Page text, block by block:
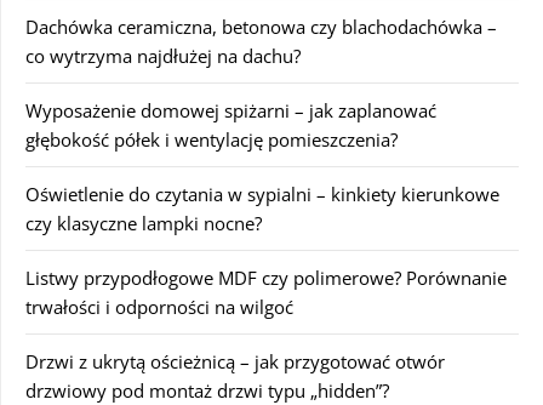
Dachówka ceramiczna, betonowa czy blachodachówka –
co wytrzyma najdłużej na dachu?
Wyposażenie domowej spiżarni – jak zaplanować
głębokość półek i wentylację pomieszczenia?
Oświetlenie do czytania w sypialni – kinkiety kierunkowe
czy klasyczne lampki nocne?
Listwy przypodłogowe MDF czy polimerowe? Porównanie
trwałości i odporności na wilgoć
Drzwi z ukrytą ościeżnicą – jak przygotować otwór
drzwiowy pod montaż drzwi typu „hidden”?